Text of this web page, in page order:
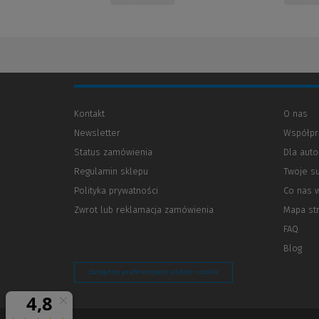
Kontakt
Newsletter
Status zamówienia
Regulamin sklepu
Polityka prywatności
innej
Zwrot lub reklamacja zamówienia
O nas
Dla
Twoje
Co nas
Mapa
FAQ
Blog
Zarządzaj preferencjami plików cookie